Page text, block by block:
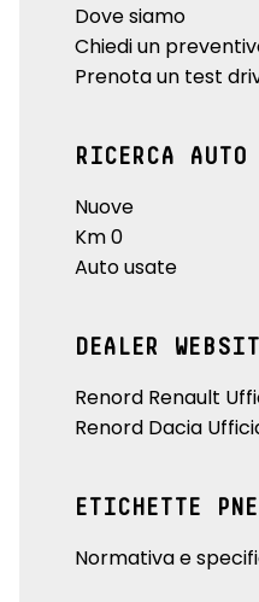
Dove siamo
Chiedi un
Prenota un test
RICERCA AUTO
Nuove
Km 0
Auto usate
DEALER
Renord Renault
Renord Dacia
ETICHETTE
Normativa e